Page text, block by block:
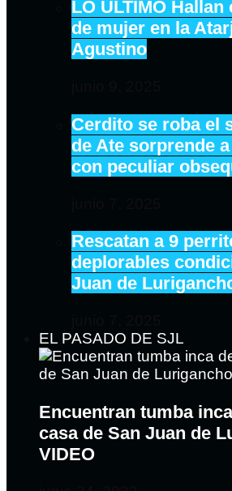
LO ÚLTIMO
de mujer en la
Agustino
Cerdito se roba el
de Ate sorprende
con peculiar
Rescatan a 9
deplorables
Juan de
EL PASADO DE SJL
Encuentran tumba
casa de San Juan de
VIDEO